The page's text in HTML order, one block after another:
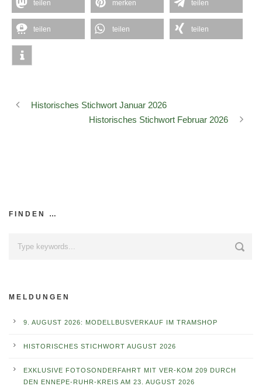
teilen merken teilen
teilen teilen teilen
Historisches Stichwort Januar 2026
Historisches Stichwort Februar 2026
FINDEN …
MELDUNGEN
9. AUGUST 2026: MODELLBUSVERKAUF IM TRAMSHOP
HISTORISCHES STICHWORT AUGUST 2026
EXKLUSIVE FOTOSONDERFAHRT MIT VER-KOM 209 DURCH
DEN ENNEPE-RUHR-KREIS AM 23. AUGUST 2026